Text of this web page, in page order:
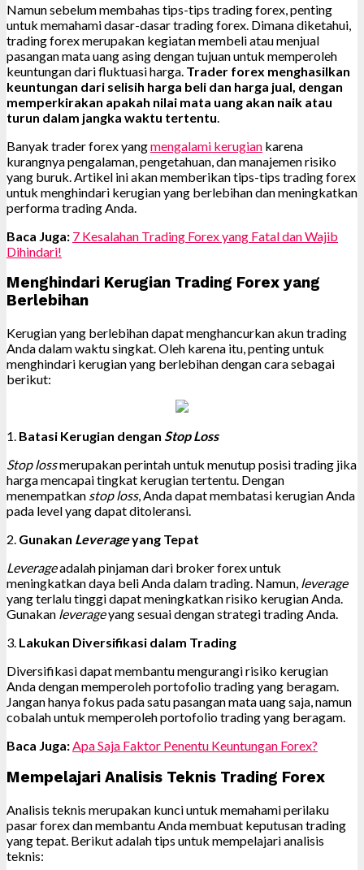
Namun sebelum membahas tips-tips trading forex, penting
untuk memahami dasar-dasar trading forex. Dimana diketahui,
trading forex merupakan kegiatan membeli atau menjual
pasangan mata uang asing dengan tujuan untuk memperoleh
keuntungan dari fluktuasi harga. Trader forex menghasilkan
keuntungan dari selisih harga beli dan harga jual, dengan
memperkirakan apakah nilai mata uang akan naik atau
turun dalam jangka waktu tertentu
Banyak trader forex yangmengalami kerugian karena
kurangnya pengalaman, pengetahuan, dan manajemen risiko
yang buruk. Artikel ini akan memberikan tips-tips trading forex
untuk menghindari kerugian yang berlebihan dan meningkatkan
performa trading Anda.
Baca Juga: 7 Kesalahan Trading Forex yang Fatal dan Wajib
Dihindari!
Menghindari Kerugian Trading Forex yang
Berlebihan
Kerugian yang berlebihan dapat menghancurkan akun trading
Anda dalam waktu singkat. Oleh karena itu, penting untuk
menghindari kerugian yang berlebihan dengan cara sebagai
berikut:
1. Batasi Kerugian dengan Stop Loss
Stop lossmerupakan perintah untuk menutup posisi trading jika
harga mencapai tingkat kerugian tertentu. Dengan
menempatkan stop loss, Anda dapat membatasi kerugian Anda
pada level yang dapat ditoleransi.
2. Gunakan Leverageyang Tepat
Leverageadalah pinjaman dari broker forex untuk
meningkatkan daya beli Anda dalam trading. Namun, leverage
yang terlalu tinggi dapat meningkatkan risiko kerugian Anda.
Gunakan leverageyang sesuai dengan strategi trading Anda.
3. Lakukan Diversifikasi dalam Trading
Diversifikasi dapat membantu mengurangi risiko kerugian
Anda dengan memperoleh portofolio trading yang beragam.
Jangan hanya fokus pada satu pasangan mata uang saja, namun
cobalah untuk memperoleh portofolio trading yang beragam.
Baca Juga:Apa Saja Faktor Penentu Keuntungan Forex?
Mempelajari Analisis Teknis Trading Forex
Analisis teknis merupakan kunci untuk memahami perilaku
pasar forex dan membantu Anda membuat keputusan trading
yang tepat. Berikut adalah tips untuk mempelajari analisis
teknis: